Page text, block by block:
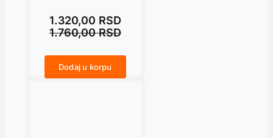
1.760,00RSD
1.320,00 RSD
Dodaj u korpu